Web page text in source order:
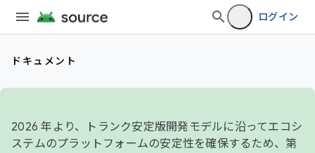
ログイン
ドキュメント
2026 年より、トランク安定版開発モデルに沿ってエコシ
ステムのプラットフォームの安定性を確保するため、第